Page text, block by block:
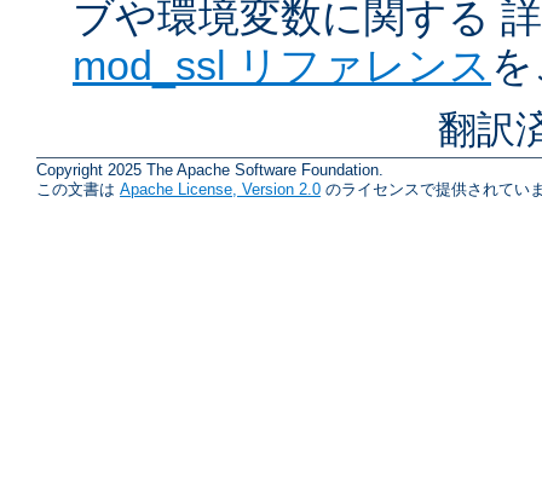
ブや環境変数に関する
mod_ssl リファレンス
翻訳
Copyright 2025 The Apache Software Foundation.
この文書は Apache License, Version 2.0 のライセンスで提供されてい